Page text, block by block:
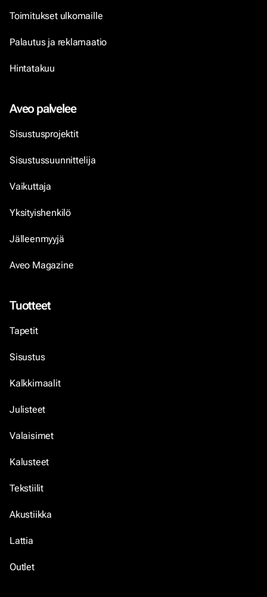
Toimitukset ulkomaille
Palautus ja reklamaatio
Hintatakuu
Aveo palvelee
Sisustusprojektit
Sisustussuunnittelija
Vaikuttaja
Yksityishenkilö
Jälleenmyyjä
Aveo Magazine
Tuotteet
Tapetit
Sisustus
Kalkkimaalit
Julisteet
Valaisimet
Kalusteet
Tekstiilit
Akustiikka
Lattia
Outlet